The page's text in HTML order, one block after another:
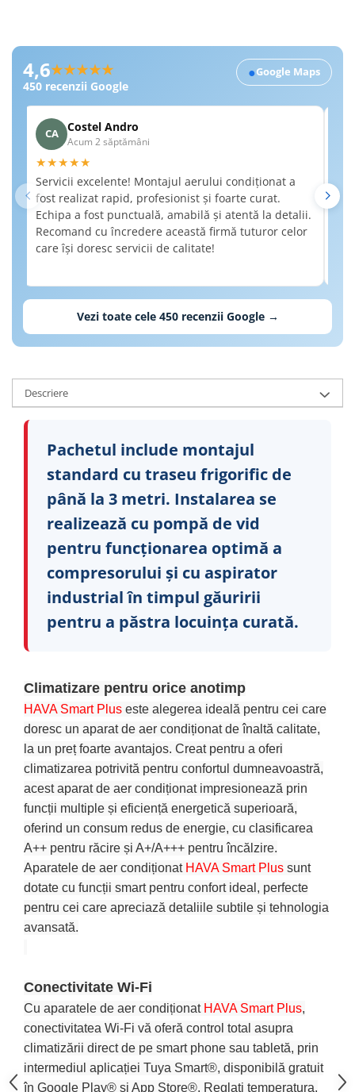
Recenzii Google RobertSim
4,6★★★★★
450 recenzii Google
●Google Maps
CA Costel Andro
Acum 2 săptămâni
★★★★★
Servicii excelente! Montajul aerului condiționat a
fost realizat rapid, profesionist și foarte curat.
Echipa a fost punctuală, amabilă și atentă la detalii.
Recomand cu încredere această firmă tuturor celor
care își doresc servicii de calitate!
a
Vezi toate cele 450recenzii Google →
Descriere
Pachetul include montajul
standard cu traseu frigorific de
până la 3 metri. Instalarea se
realizează cu pompă de vid
pentru funcționarea optimă a
compresorului și cu aspirator
industrial în timpul găuririi
pentru a păstra locuința curată.
Climatizare pentru orice anotimp
HAVA Smart Plus este alegerea ideală pentru cei care
doresc un aparat de aer condiționat de înaltă calitate,
la un preț foarte avantajos. Creat pentru a oferi
climatizarea potrivită pentru confortul dumneavoastră,
acest aparat de aer condiționat impresionează prin
funcții multiple și eficiență energetică superioară,
oferind un consum redus de energie, cu clasificarea
A++ pentru răcire și A+/A+++ pentru încălzire.
Aparatele de aer condiționat HAVA Smart Plus sunt
dotate cu funcții smart pentru confort ideal, perfecte
pentru cei care apreciază detaliile subtile și tehnologia
avansată.
Conectivitate Wi-Fi
Cu aparatele de aer condiționat HAVA Smart Plus,
conectivitatea Wi-Fi vă oferă control total asupra
climatizării direct de pe smart phone sau tabletă, prin
intermediul aplicației Tuya Smart®, disponibilă gratuit
în Google Play® și App Store®. Reglați temperatura,